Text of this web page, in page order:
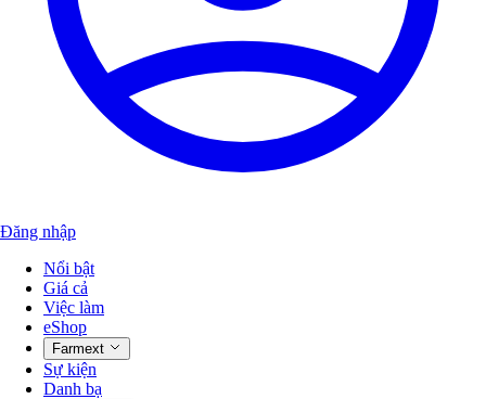
Đăng nhập
Nổi bật
Giá cả
Việc làm
eShop
Farmext
Sự kiện
Danh bạ